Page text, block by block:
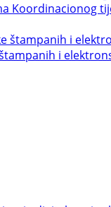
Koordinacionog
i